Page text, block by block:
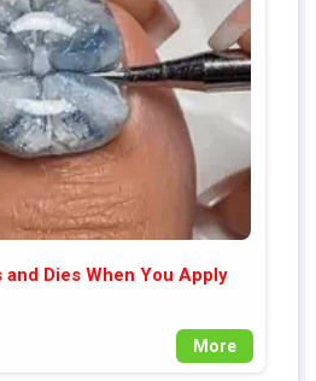
Dies When You Apply
More